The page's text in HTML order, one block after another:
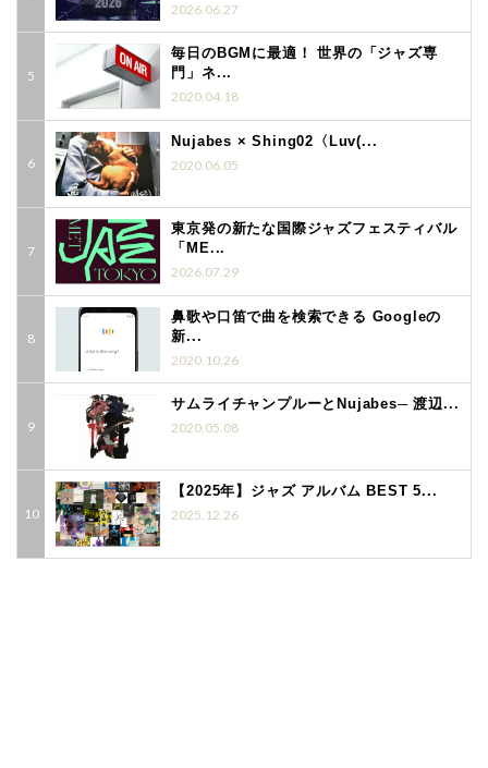
2026.06.27
毎日のBGMに最適！ 世界の「ジャズ専
門」ネ...
2020.04.18
Nujabes × Shing02〈Luv(...
2020.06.05
東京発の新たな国際ジャズフェスティバル
「ME...
2026.07.29
鼻歌や口笛で曲を検索できる Googleの
新...
2020.10.26
サムライチャンプルーとNujabes─ 渡辺...
2020.05.08
【2025年】ジャズ アルバム BEST 5...
2025.12.26